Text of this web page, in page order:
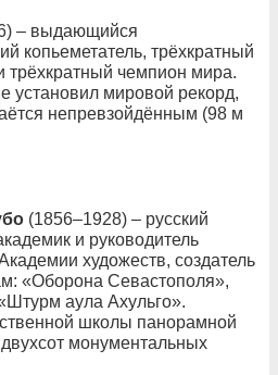
– выдающийся
копьеметатель, трёхкратный
трёхкратный чемпион мира.
установил мировой рекорд,
непревзойдённым (98 м
(1856–1928) – русский
и руководитель
художеств, создатель
«Оборона Севастополя»,
аула Ахульго».
школы панорамной
монументальных